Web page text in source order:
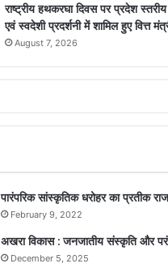
राष्ट्रीय हथकरघा दिवस पर प्रदेश
एवं स्वदेशी प्रदर्शनी में शामिल हुए वित्त
August 7, 2026
​​​​​​​पारंपरिक सांस्कृतिक धरोहर का प्रतीक
February 9, 2022
अखरा विकास : जनजातीय संस्कृति और
December 5, 2025